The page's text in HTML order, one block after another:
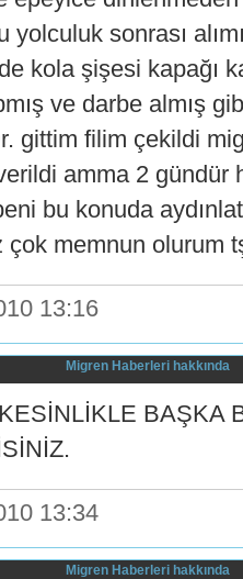
yolculuk sonrası
kola şişesi kapağı
ve darbe almış
gittim filim çekildi
amma 2 gündür
bu konuda
çok memnun olurum
13:16
Migren Haberleri hakkında
BAŞKA
13:34
Migren Haberleri hakkında